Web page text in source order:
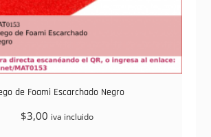
de Foami Escarchado Negro
$3,00 iva incluido